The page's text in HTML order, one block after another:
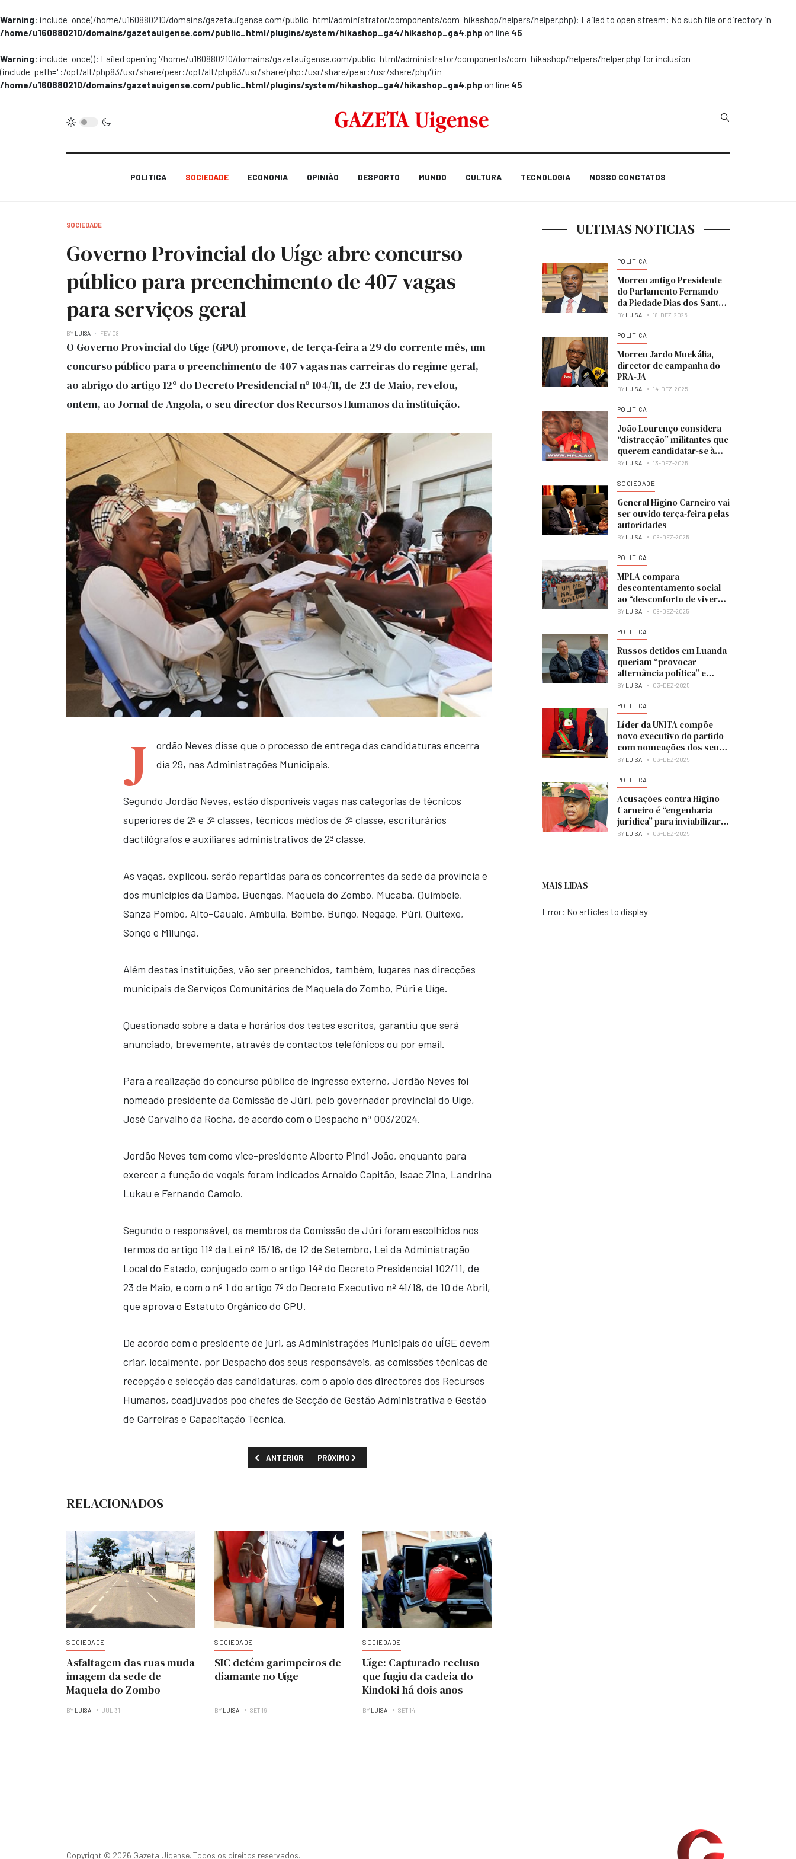
Warning: include_once(/home/u160880210/domains/gazetauigense.com/public_html/administrator/components/com_hikashop/helpers/helper.php): Failed to open stream: No such file or directory in
/home/u160880210/domains/gazetauigense.com/public_html/plugins/system/hikashop_ga4/hikashop_ga4.php on line 45
Warning: include_once(): Failed opening '/home/u160880210/domains/gazetauigense.com/public_html/administrator/components/com_hikashop/helpers/helper.php' for inclusion
(include_path='.:/opt/alt/php83/usr/share/pear:/opt/alt/php83/usr/share/php:/usr/share/pear:/usr/share/php') in
/home/u160880210/domains/gazetauigense.com/public_html/plugins/system/hikashop_ga4/hikashop_ga4.php on line 45
Type 2 or more
POLITICA SOCIEDADE ECONOMIA OPINIÃO DESPORTO MUNDO CULTURA TECNOLOGIA NOSSO CONCTATOS
SOCIEDADE
Governo Provincial do Uíge abre concurso
público para preenchimento de 407 vagas
para serviços geral
BY LUISA FEV 08
O Governo Provincial do Uíge (GPU) promove, de terça-feira a 29 do corrente mês, um
concurso público para o preenchimento de 407 vagas nas carreiras do regime geral,
ao abrigo do artigo 12º do Decreto Presidencial nº 104/11, de 23 de Maio, revelou,
ontem, ao Jornal de Angola, o seu director dos Recursos Humanos da instituição.
J
ordão Neves disse que o processo de entrega das candidaturas encerra
dia 29, nas Administrações Municipais.
Segundo Jordão Neves, estão disponíveis vagas nas categorias de técnicos
superiores de 2ª e 3ª classes, técnicos médios de 3ª classe, escriturários
dactilógrafos e auxiliares administrativos de 2ª classe.
As vagas, explicou, serão repartidas para os concorrentes da sede da província e
dos municípios da Damba, Buengas, Maquela do Zombo, Mucaba, Quimbele,
Sanza Pombo, Alto-Cauale, Ambuíla, Bembe, Bungo, Negage, Púri, Quitexe,
Songo e Milunga.
Além destas instituições, vão ser preenchidos, também, lugares nas direcções
municipais de Serviços Comunitários de Maquela do Zombo, Púri e Uíge.
Questionado sobre a data e horários dos testes escritos, garantiu que será
anunciado, brevemente, através de contactos telefónicos ou por email.
Para a realização do concurso público de ingresso externo, Jordão Neves foi
nomeado presidente da Comissão de Júri, pelo governador provincial do Uíge,
José Carvalho da Rocha, de acordo com o Despacho nº 003/2024.
Jordão Neves tem como vice-presidente Alberto Pindi João, enquanto para
exercer a função de vogais foram indicados Arnaldo Capitão, Isaac Zina, Landrina
Lukau e Fernando Camolo.
Segundo o responsável, os membros da Comissão de Júri foram escolhidos nos
termos do artigo 11º da Lei nº 15/16, de 12 de Setembro, Lei da Administração
Local do Estado, conjugado com o artigo 14º do Decreto Presidencial 102/11, de
23 de Maio, e com o nº 1 do artigo 7º do Decreto Executivo nº 41/18, de 10 de Abril,
que aprova o Estatuto Orgânico do GPU.
De acordo com o presidente de júri, as Administrações Municipais do uÍGE devem
criar, localmente, por Despacho dos seus responsáveis, as comissões técnicas de
recepção e selecção das candidaturas, com o apoio dos directores dos Recursos
Humanos, coadjuvados poo chefes de Secção de Gestão Administrativa e Gestão
de Carreiras e Capacitação Técnica.
ARTIGO ANTERIOR: TAAG INICIA VOOS REGULARES DE CARGA NO CONTINENTE AFRICANO NO NOVO AEROPORTO DE LUANDA
ANTERIOR PRÓXIMO ARTIGO: JAPÃO E CONGOLESA GECAMINES ACORDAM EXPLORAÇÃO MINEIRA PARA CORREDOR DO LOBITO
PRÓXIMO
RELACIONADOS
SOCIEDADE
Asfaltagem das ruas muda
imagem da sede de
Maquela do Zombo
BY LUISA JUL 31
SOCIEDADE
SIC detém garimpeiros de
diamante no Uíge
BY LUISA SET 16
SOCIEDADE
Uíge: Capturado recluso
que fugiu da cadeia do
Kindoki há dois anos
BY LUISA SET 14
ULTIMAS NOTICIAS
POLITICA
Morreu antigo Presidente
do Parlamento Fernando
da Piedade Dias dos Santos
“Nandó”
BY LUISA 18-DEZ-2025
POLITICA
Morreu Jardo Muekália,
director de campanha do
PRA-JA
BY LUISA 14-DEZ-2025
POLITICA
João Lourenço considera
“distracção” militantes que
querem candidatar-se à
liderança do MPLA
BY LUISA 13-DEZ-2025
SOCIEDADE
General Higino Carneiro vai
ser ouvido terça-feira pelas
autoridades
BY LUISA 08-DEZ-2025
POLITICA
MPLA compara
descontentamento social
ao “desconforto de viver
numa casa em obras”
BY LUISA 08-DEZ-2025
POLITICA
Russos detidos em Luanda
queriam “provocar
alternância política” e
colocar UNITA no poder
BY LUISA 03-DEZ-2025
POLITICA
Líder da UNITA compõe
novo executivo do partido
com nomeações dos seus
membros
BY LUISA 03-DEZ-2025
POLITICA
Acusações contra Higino
Carneiro é “engenharia
jurídica” para inviabilizar
candidatura à presidência
BY LUISA 03-DEZ-2025
MAIS LIDAS
Error: No articles to display
Copyright © 2026 Gazeta Uigense. Todos os direitos reservados.